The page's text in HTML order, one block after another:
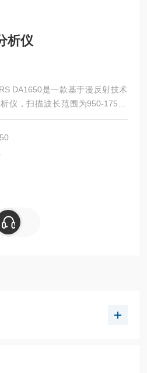
析仪
DA1650是一款基于漫反射技术
仪，扫描波长范围为950-1750n
成分指标做准确的分析，它兼容
标，确保定标数据的快速使用和整